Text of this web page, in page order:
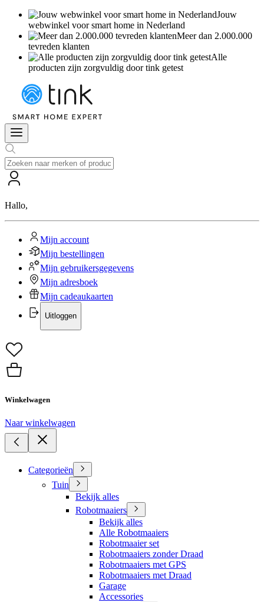
Jouw
webwinkel voor smart home in Nederland
Meer dan 2.000.000
tevreden klanten
Alle
producten zijn zorgvuldig door tink getest
Hallo,
Mijn account
Mijn bestellingen
Mijn gebruikersgegevens
Mijn adresboek
Mijn cadeaukaarten
Uitloggen
Winkelwagen
Naar winkelwagen
Categorieën
Tuin
Bekijk alles
Robotmaaiers
Bekijk alles
Alle Robotmaaiers
Robotmaaier set
Robotmaaiers zonder Draad
Robotmaaiers met GPS
Robotmaaiers met Draad
Garage
Accessories